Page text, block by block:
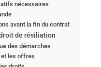
nécessaires
avant la fin du contrat
de résiliation
des démarches
et les offres